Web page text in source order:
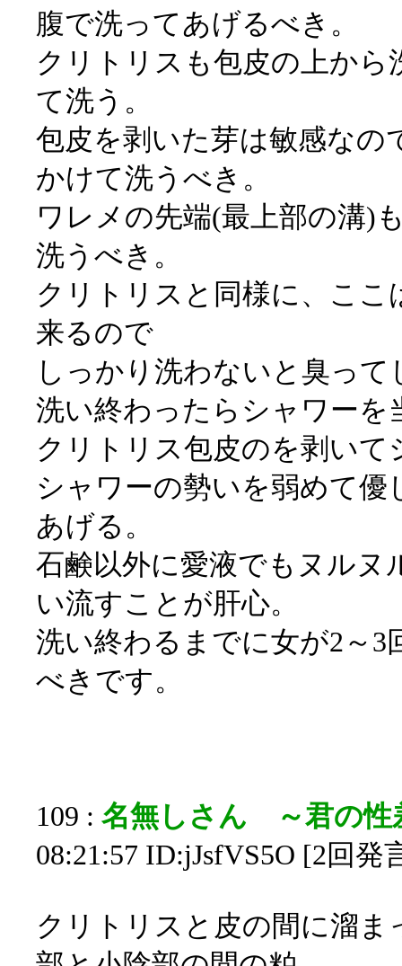
腹で洗ってあげるべき。
クリトリスも包皮の上か
て洗う。
包皮を剥いた芽は敏感なの
かけて洗うべき。
ワレメの先端(最上部の溝)
洗うべき。
クリトリスと同様に、こ
来るので
しっかり洗わないと臭って
洗い終わったらシャワーを
クリトリス包皮のを剥い
シャワーの勢いを弱めて
あげる。
石鹸以外に愛液でもヌルヌ
い流すことが肝心。
洗い終わるまでに女が2～3
べきです。
109 : 名無しさん ～君の性
08:21:57 ID:jJsfVS5O [2回発
クリトリスと皮の間に溜